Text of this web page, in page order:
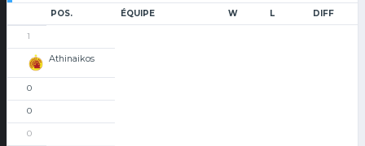
POS. ÉQUIPE W L DIFF
1
Athinaikos
0
0
0